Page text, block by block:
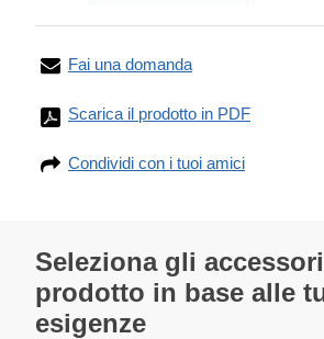
Fai una domanda
Scarica il prodotto in PDF
Condividi con i tuoi amici
Seleziona gli
prodotto in base alle
esigenze